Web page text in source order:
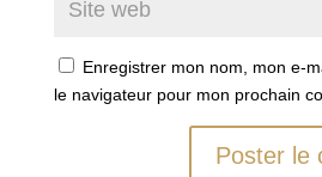
Enregistrer mon nom, mon e-
le navigateur pour mon prochain